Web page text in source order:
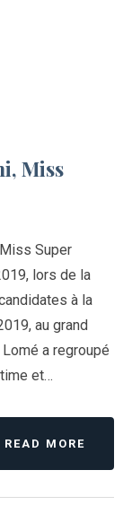
Miss
Super
lors de la
à la
au grand
a regroupé
et…
READ MORE